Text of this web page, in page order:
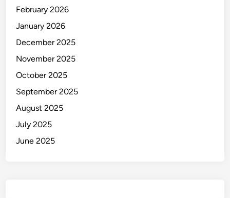
February 2026
January 2026
December 2025
November 2025
October 2025
September 2025
August 2025
July 2025
June 2025